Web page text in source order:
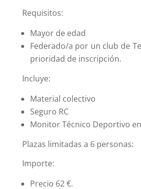
Requisitos:
Mayor de edad
Federado/a por un club de
prioridad de inscripción.
Incluye:
Material colectivo
Seguro RC
Monitor Técnico Deportivo
Plazas limitadas a 6 personas:
Importe:
Precio 62 €.